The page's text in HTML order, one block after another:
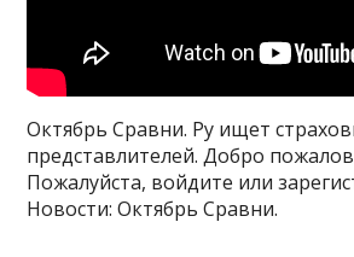
Октябрь Сравни. Ру ищет
представлителей. Добро
Пожалуйста, войдите или
Новости: Октябрь Сравни.